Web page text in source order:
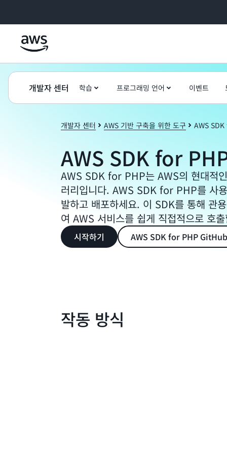
개발자 센터 학습 프로그래밍 언어 이벤트
개발자 센터 AWS 기반 구축을 위한 도구 AWS
AWS SDK for
AWS SDK for PHP는 AWS의 현대적
러리입니다. AWS SDK for PHP를 사
발하고 배포하세요. 이 SDK를 통해 관
여 AWS 서비스를 쉽게 직접적으로 호
시작하기 AWS SDK for PHP
작동 방식